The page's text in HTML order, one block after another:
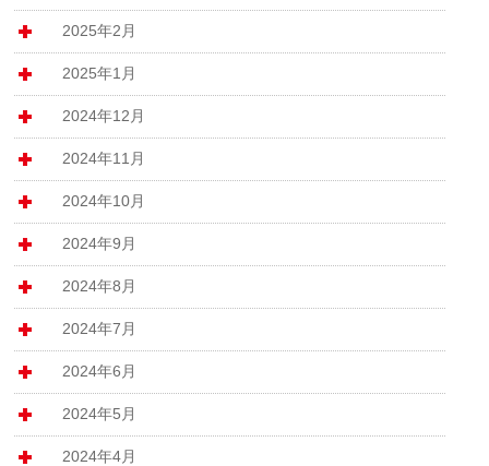
2025年2月
2025年1月
2024年12月
2024年11月
2024年10月
2024年9月
2024年8月
2024年7月
2024年6月
2024年5月
2024年4月